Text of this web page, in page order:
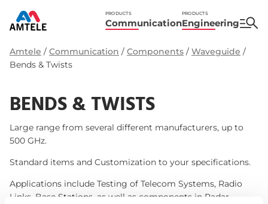
PRODUCTS
Communication
PRODUCTS
Engineering
Amtele / Communication / Components / Waveguide /
Bends & Twists
BENDS & TWISTS
Large range from several different manufacturers, up to
500 GHz.
Standard items and Customization to your specifications.
Applications include Testing of Telecom Systems, Radio
Links, Base Stations, as well as components in Radar